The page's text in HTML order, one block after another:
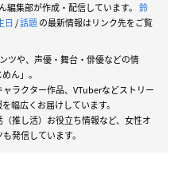
編集部が作成・配信しています。 鈴
日/話題の最新情報はリンク先をご覧
ツや、声優・舞台・俳優などの情
ん」。
ラクター作品、VTuberなどストリー
幅広くお届けしています。
推し活）お役立ち情報など、女性オ
発信しています。